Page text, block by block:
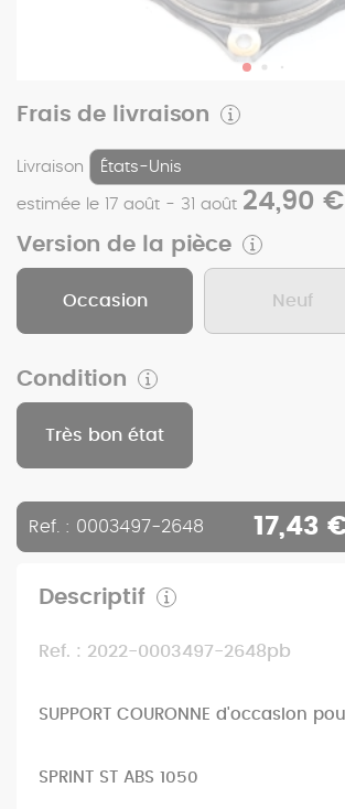
Frais de livraison
Livraison
estimée le 17 août - 31 août 24,90 €
Version de la pièce
Occasion Neuf
Condition
Très bon état
Ref. : 0003497-2648 17,43
Descriptif
Ref. : 2022-0003497-2648pb
SUPPORT COURONNE d'occasion
SPRINT ST ABS 1050